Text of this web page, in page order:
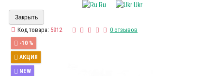
Ru
Ukr
Закрыть
Код товара: 5912 0 отзывов
-10 %
АКЦИЯ
NEW